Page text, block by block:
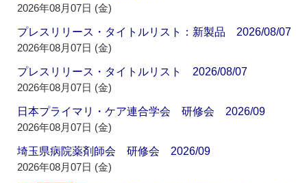
2026年08月07日 (金)
プレスリリース・タイトルリスト：新製品 2026/08/07
2026年08月07日 (金)
プレスリリース・タイトルリスト 2026/08/07
2026年08月07日 (金)
日本プライマリ・ケア連合学会 研修会 2026/09
2026年08月07日 (金)
埼玉県病院薬剤師会 研修会 2026/09
2026年08月07日 (金)